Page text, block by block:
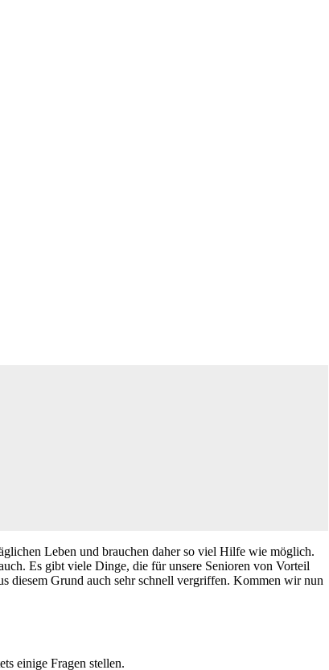
Leben und brauchen daher so viel Hilfe wie möglich.
Es gibt viele Dinge, die für unsere Senioren von Vorteil
diesem Grund auch sehr schnell vergriffen. Kommen wir nun
einige Fragen stellen.